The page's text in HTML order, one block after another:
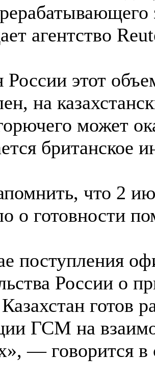
агентство
России этот
на
может
британское
что 2
о готовности
поступления
России о
готов
ГСМ на
— говорится